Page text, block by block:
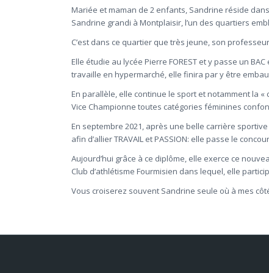
Mariée et maman de 2 enfants, Sandrine réside
Sandrine grandi à Montplaisir, l’un des quartiers
C’est dans ce quartier que très jeune, son
Elle étudie au lycée Pierre FOREST et y passe un
travaille en hypermarché, elle finira par y être
En parallèle, elle continue le sport et notamment la
Vice Championne toutes catégories féminines
En septembre 2021, après une belle carrière
afin d’allier TRAVAIL et PASSION: elle passe le
Aujourd’hui grâce à ce diplôme, elle exerce ce
Club d’athlétisme Fourmisien dans lequel, elle
Vous croiserez souvent Sandrine seule où à mes